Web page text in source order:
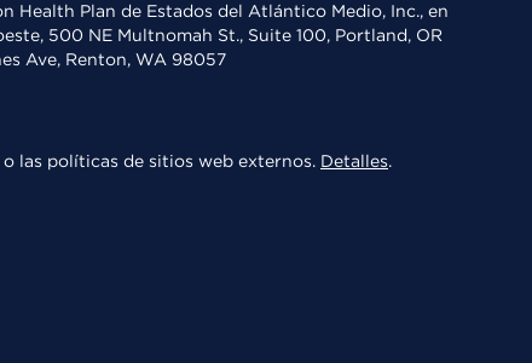
Health Plan de Estados del Atlántico Medio, Inc., en
500 NE Multnomah St., Suite 100, Portland, OR
Ave, Renton, WA 98057
las políticas de sitios web externos. Detalles.